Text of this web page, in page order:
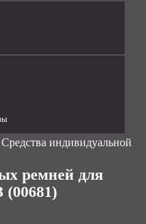
Средства индивидуальной
ремней для